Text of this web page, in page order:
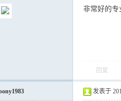
非常好的专
回复
发表于